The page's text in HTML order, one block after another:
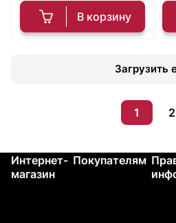
В корзину
Загрузить
1 2
Интернет-
магазин
Покупателям